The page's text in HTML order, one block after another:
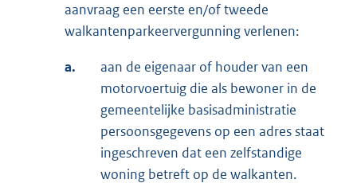
aanvraag een eerste en/of tweede
walkantenparkeervergunning verlenen:
a.
aan de eigenaar of houder van een
motorvoertuig die als bewoner in de
gemeentelijke basisadministratie
persoonsgegevens op een adres staat
ingeschreven dat een zelfstandige
woning betreft op de walkanten.